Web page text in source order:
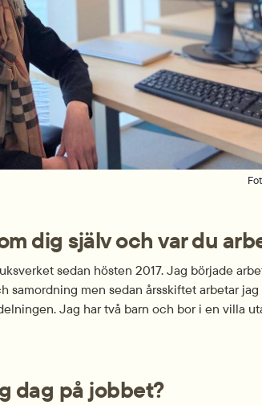
dig själv och var du
sedan hösten 2017. Jag började
sam­ordning men sedan årsskiftet arbetar
Jag har två barn och bor i en villa
dag på jobbet?